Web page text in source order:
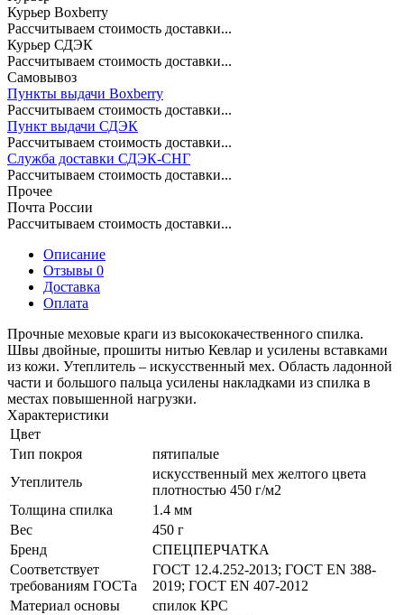
Курьер Boxberry
Рассчитываем стоимость доставки...
Курьер СДЭК
Рассчитываем стоимость доставки...
Самовывоз
Пункты выдачи Boxberry
Рассчитываем стоимость доставки...
Пункт выдачи СДЭК
Рассчитываем стоимость доставки...
Служба доставки СДЭК-СНГ
Рассчитываем стоимость доставки...
Прочее
Почта России
Рассчитываем стоимость доставки...
Описание
Отзывы 0
Доставка
Оплата
Прочные меховые краги из высококачественного спилка.
Швы двойные, прошиты нитью Кевлар и усилены вставками
из кожи. Утеплитель – искусственный мех. Область ладонной
части и большого пальца усилены накладками из спилка в
местах повышенной нагрузки.
Характеристики
Цвет
Тип покроя
пятипалые
Утеплитель
искусственный мех желтого цвета
плотностью 450 г/м2
Толщина спилка
1.4 мм
Вес
450 г
Бренд
СПЕЦПЕРЧАТКА
Соответствует
требованиям ГОСТа
ГОСТ 12.4.252-2013; ГОСТ EN 388-
2019; ГОСТ EN 407-2012
Материал основы
спилок КРС